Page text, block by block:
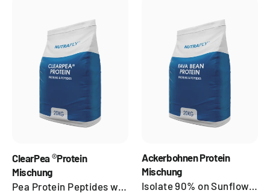
ClearPea®Protein
Mischung
Pea Protein Peptides with essential Amino acids
Ackerbohnen Protein
Mischung
Isolate 90% on Sunflower Lecithine